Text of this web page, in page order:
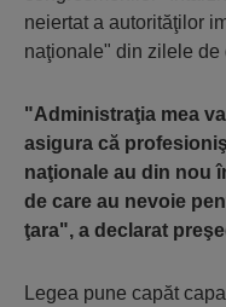
neiertat a autorităţilor
naţionale" din zilele
"Administraţia mea
asigura că
naţionale au din nou
de care au nevoie
ţara", a declarat
Legea pune capăt